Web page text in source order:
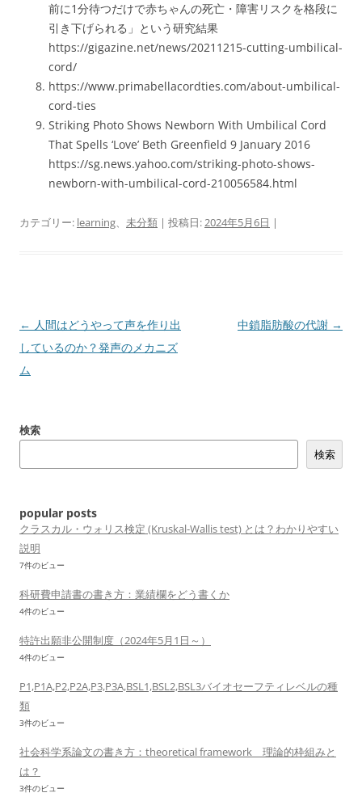
前に1分待つだけで赤ちゃんの死亡・障害リスクを格段に
引き下げられる」という研究結果
https://gigazine.net/news/20211215-cutting-umbilical-
cord/
https://www.primabellacordties.com/about-umbilical-
cord-ties
Striking Photo Shows Newborn With Umbilical Cord
That Spells ‘Love’ Beth Greenfield 9 January 2016
https://sg.news.yahoo.com/striking-photo-shows-
newborn-with-umbilical-cord-210056584.html
カテゴリー: learning、 未分類 | 投稿日:2024年5月6日 |
投
稿
ナ
ー
← 人間はどうやって声を作り出
しているのか？発声のメカニズ
ム
中鎖脂肪酸の代謝 →
検索
検索
popular posts
クラスカル・ウォリス検定 (Kruskal-Wallis test) とは？わかりやすい
説明
7件のビュー
科研費申請書の書き方：業績欄をどう書くか
4件のビュー
特許出願非公開制度（2024年5月1日～）
4件のビュー
P1,P1A,P2,P2A,P3,P3A,BSL1,BSL2,BSL3バイオセーフティレベルの種
類
3件のビュー
社会科学系論文の書き方：theoretical framework 理論的枠組みと
は？
3件のビュー